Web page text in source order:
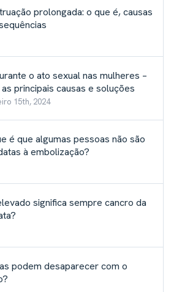
prolongada: o que é, causas
o ato sexual nas mulheres –
principais causas e soluções
15th, 2024
é que algumas pessoas não são
à embolização?
significa sempre cancro da
podem desaparecer com o